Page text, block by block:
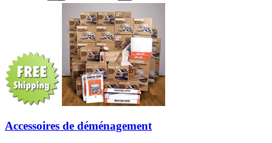
Accessoires de déménagement